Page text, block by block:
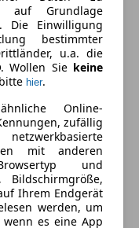
auf Grundlage
Die Einwilligung
bestimmter
u.a. die
Wollen Sie keine
hier.
Online-
zufällig
mit anderen
und
Bildschirmgröße,
Ihrem Endgerät
werden, um
es eine App